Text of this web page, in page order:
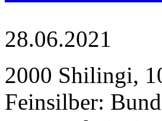
28.06.2021
2000 Shilingi,
Feinsilber: